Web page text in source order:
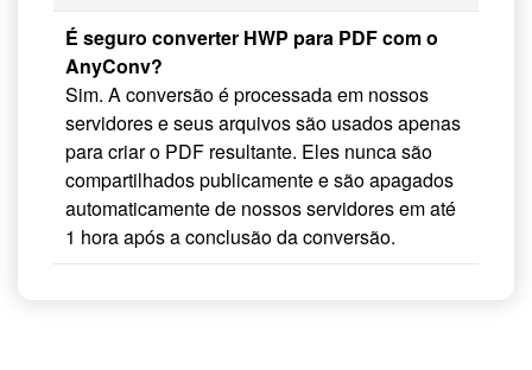
É seguro converter HWP para PDF com o
AnyConv?
Sim. A conversão é processada em nossos
servidores e seus arquivos são usados apenas
para criar o PDF resultante. Eles nunca são
compartilhados publicamente e são apagados
automaticamente de nossos servidores em até
1 hora após a conclusão da conversão.